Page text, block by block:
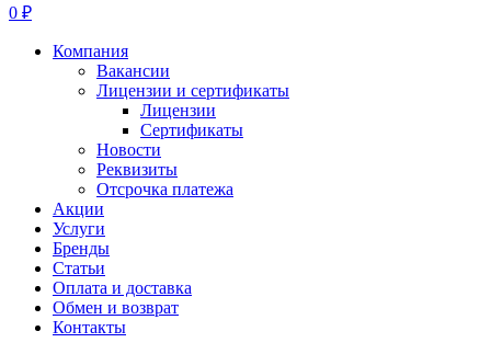
0 ₽
Компания
Вакансии
Лицензии и сертификаты
Лицензии
Сертификаты
Новости
Реквизиты
Отсрочка платежа
Акции
Услуги
Бренды
Статьи
Оплата и доставка
Обмен и возврат
Контакты